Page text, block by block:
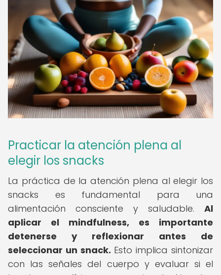
Practicar la atención plena al
elegir los snacks
La práctica de la atención plena al elegir los
snacks es fundamental para una
alimentación consciente y saludable. Al
aplicar el mindfulness, es importante
detenerse y reflexionar antes de
seleccionar un snack. Esto implica sintonizar
con las señales del cuerpo y evaluar si el